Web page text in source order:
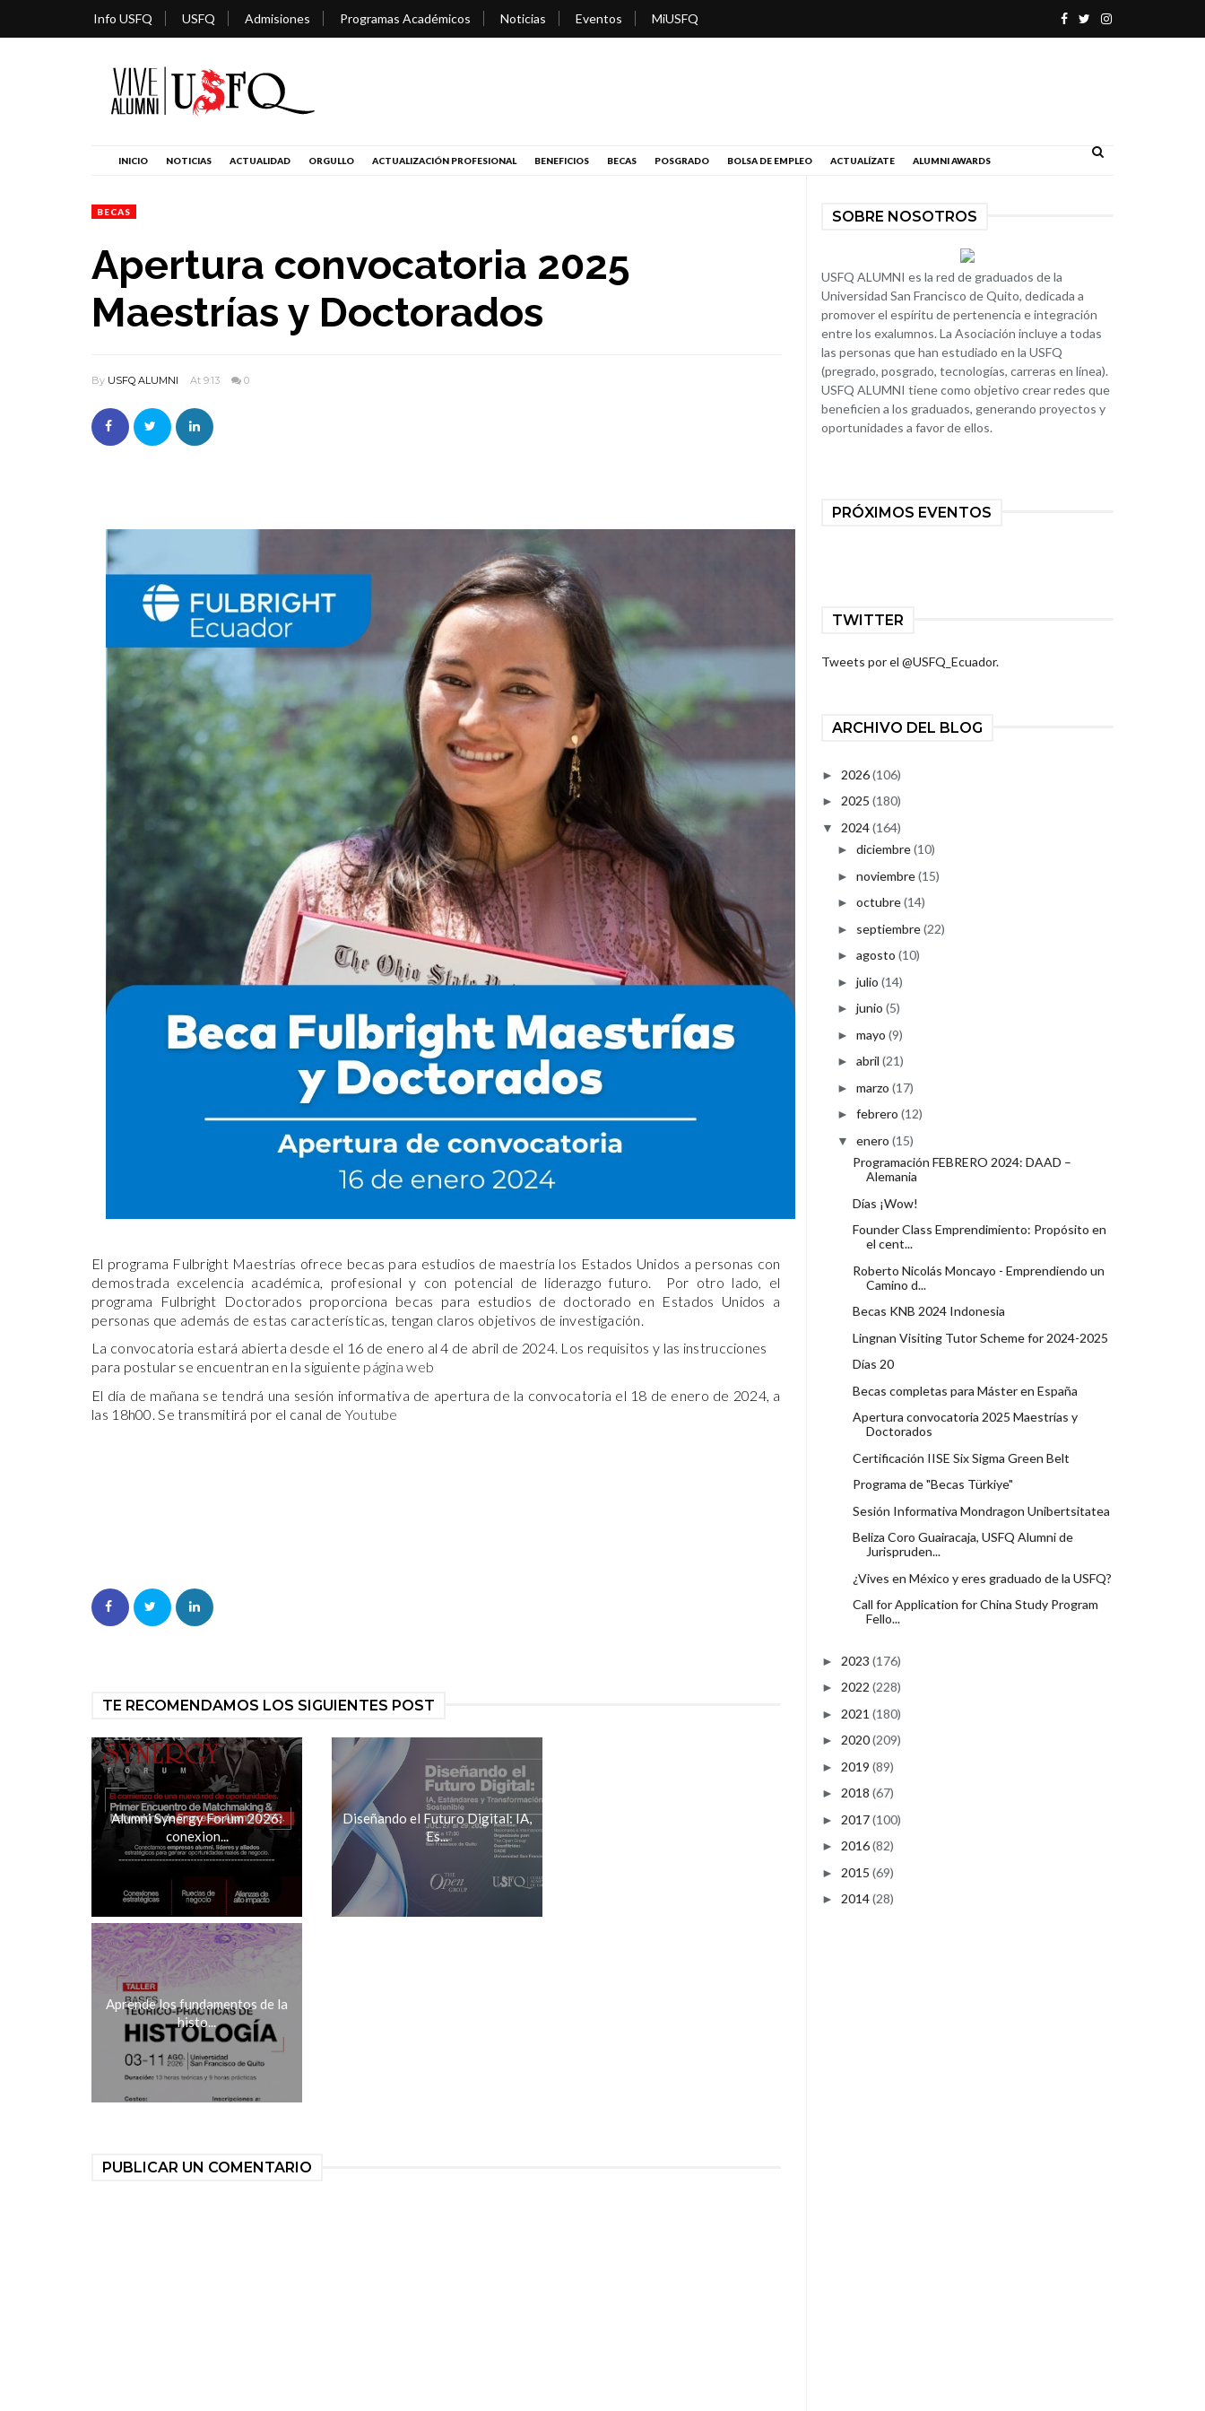
Info USFQ USFQ Admisiones Programas Académicos Noticias Eventos MiUSFQ
INICIO NOTICIAS ACTUALIDAD ORGULLO ACTUALIZACIÓN PROFESIONAL BENEFICIOS BECAS POSGRADO BOLSA DE EMPLEO ACTUALÍZATE ALUMNI AWARDS
BECAS
Apertura convocatoria 2025
Maestrías y Doctorados
By USFQ ALUMNI At 9:13 0
El programa Fulbright Maestrías ofrece becas para estudios de maestría los Estados Unidos a personas con
demostrada excelencia académica, profesional y con potencial de liderazgo futuro. Por otro lado, el
programa Fulbright Doctorados proporciona becas para estudios de doctorado en Estados Unidos a
personas que además de estas características, tengan claros objetivos de investigación.
La convocatoria estará abierta desde el 16 de enero al 4 de abril de 2024. Los requisitos y las instrucciones
para postular se encuentran en la siguiente página web
El día de mañana se tendrá una sesión informativa de apertura de la convocatoria el 18 de enero de 2024, a
las 18h00. Se transmitirá por el canal de Youtube
TE RECOMENDAMOS LOS SIGUIENTES POST
Alumni Synergy Forum 2026:
conexion...
Diseñando el Futuro Digital: IA,
Es...
Aprende los fundamentos de la
histo...
PUBLICAR UN COMENTARIO
SOBRE NOSOTROS
USFQ ALUMNI es la red de graduados de la
Universidad San Francisco de Quito, dedicada a
promover el espíritu de pertenencia e integración
entre los exalumnos. La Asociación incluye a todas
las personas que han estudiado en la USFQ
(pregrado, posgrado, tecnologías, carreras en línea).
USFQ ALUMNI tiene como objetivo crear redes que
beneficien a los graduados, generando proyectos y
oportunidades a favor de ellos.
PRÓXIMOS EVENTOS
TWITTER
Tweets por el @USFQ_Ecuador.
ARCHIVO DEL BLOG
► 2026(106)
► 2025 (180)
▼ 2024(164)
► diciembre(10)
► noviembre(15)
► octubre(14)
► septiembre(22)
► agosto (10)
► julio (14)
► junio (5)
► mayo (9)
► abril (21)
► marzo (17)
► febrero (12)
▼ enero (15)
Programación FEBRERO 2024: DAAD –
Alemania
Días ¡Wow!
Founder Class Emprendimiento: Propósito en
el cent...
Roberto Nicolás Moncayo - Emprendiendo un
Camino d...
Becas KNB 2024 Indonesia
Lingnan Visiting Tutor Scheme for 2024-2025
Días 20
Becas completas para Máster en España
Apertura convocatoria 2025 Maestrías y
Doctorados
Certificación IISE Six Sigma Green Belt
Programa de "Becas Türkiye"
Sesión Informativa Mondragon Unibertsitatea
Beliza Coro Guairacaja, USFQ Alumni de
Jurispruden...
¿Vives en México y eres graduado de la USFQ?
Call for Application for China Study Program
Fello...
► 2023 (176)
► 2022 (228)
► 2021 (180)
► 2020(209)
► 2019 (89)
► 2018 (67)
► 2017(100)
► 2016(82)
► 2015 (69)
► 2014(28)